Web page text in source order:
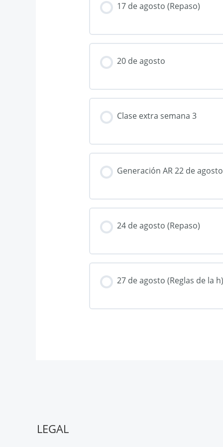
17 de agosto (Repaso)
20 de agosto
Clase extra semana 3
Generación AR 22 de agosto
24 de agosto (Repaso)
27 de agosto (Reglas de la h)
LEGAL